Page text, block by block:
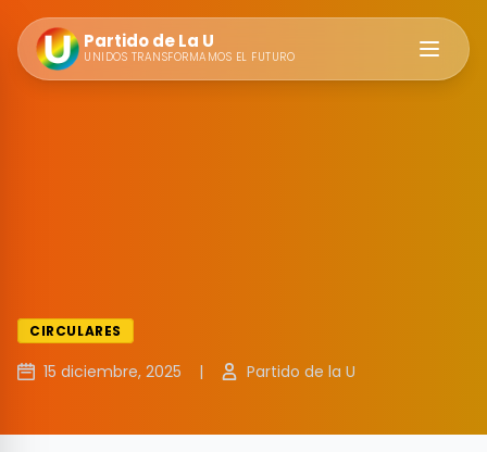
Partido de La U
UNIDOS TRANSFORMAMOS EL FUTURO Abrir
CIRCULARES
15 diciembre, 2025 | Partido de la U